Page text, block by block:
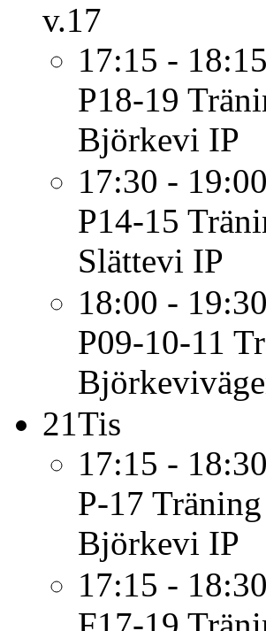
v.17
17:15 - 18:15
P18-19
Björkevi IP
17:30 - 19:00
P14-15
Slättevi IP
18:00 - 19:30
P09-10-11
21Tis
17:15 - 18:30
P-17 Träning
Björkevi IP
17:15 - 18:30